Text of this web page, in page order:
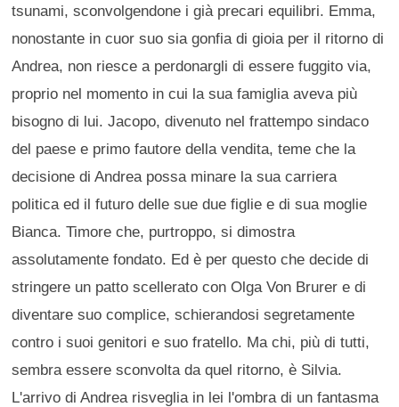
tsunami, sconvolgendone i già precari equilibri. Emma,
nonostante in cuor suo sia gonfia di gioia per il ritorno di
Andrea, non riesce a perdonargli di essere fuggito via,
proprio nel momento in cui la sua famiglia aveva più
bisogno di lui. Jacopo, divenuto nel frattempo sindaco
del paese e primo fautore della vendita, teme che la
decisione di Andrea possa minare la sua carriera
politica ed il futuro delle sue due figlie e di sua moglie
Bianca. Timore che, purtroppo, si dimostra
assolutamente fondato. Ed è per questo che decide di
stringere un patto scellerato con Olga Von Brurer e di
diventare suo complice, schierandosi segretamente
contro i suoi genitori e suo fratello. Ma chi, più di tutti,
sembra essere sconvolta da quel ritorno, è Silvia.
L'arrivo di Andrea risveglia in lei l'ombra di un fantasma